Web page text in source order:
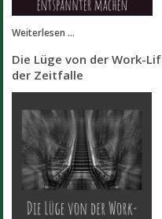
Weiterlesen ...
Die Lüge von der Work-
der Zeitfalle